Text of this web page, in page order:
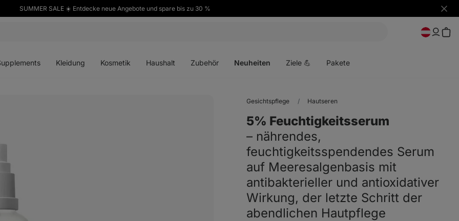
SUMMER SALE ☀️ Entdecke neue Angebote und spare bis zu 30 %
Kleidung Kosmetik Haushalt Zubehör Neuheiten Ziele 💪 Pakete
Gesichtspflege Hautseren
5% Feuchtigkeitsserum
⁠–⁠ nährendes,
feuchtigkeitsspendendes Serum
auf Meeresalgenbasis mit
antibakterieller und antioxidativer
Wirkung, der letzte Schritt der
abendlichen Hautpflege